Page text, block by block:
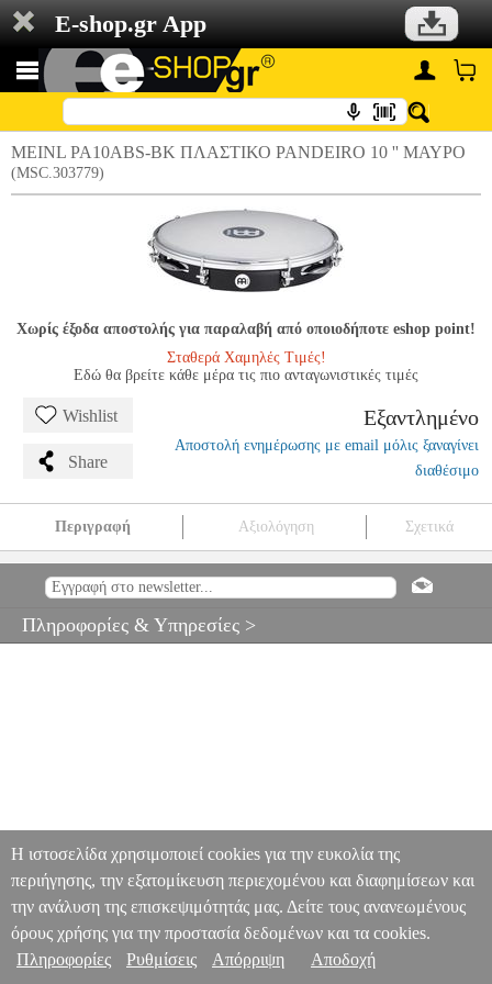
E-shop.gr App
MEINL PA10ABS-BK ΠΛΑΣΤΙΚΟ PANDEIRO 10 '' ΜΑΥΡΟ
(MSC.303779)
Χωρίς έξοδα αποστολής για παραλαβή από οποιοδήποτε eshop point!
Σταθερά Χαμηλές Τιμές!
Εδώ θα βρείτε κάθε μέρα τις πιο ανταγωνιστικές τιμές
Wishlist
Share
Εξαντλημένο
Αποστολή ενημέρωσης με email μόλις ξαναγίνει
διαθέσιμο
Περιγραφή Αξιολόγηση Σχετικά
MSC.303779 MSC.303779 MEINL PERCUSSION
MEINL
PANDEIRO 10 '' ΜΑΥΡΟ
Πληροφορίες & Υπηρεσίες >
Η ιστοσελίδα χρησιμοποιεί cookies για την ευκολία της
περιήγησης, την εξατομίκευση περιεχομένου και διαφημίσεων και
την ανάλυση της επισκεψιμότητάς μας. Δείτε τους ανανεωμένους
όρους χρήσης για την προστασία δεδομένων και τα cookies.
Πληροφορίες
Ρυθμίσεις Απόρριψη Αποδοχή